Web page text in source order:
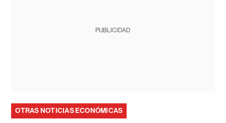
PUBLICIDAD
OTRAS NOTICIAS ECONÓMICAS